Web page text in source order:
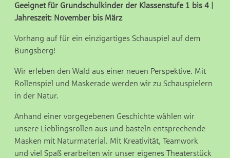
Geeignet für Grundschulkinder der Klassenstufe 1 bis 4 |
Jahreszeit: November bis März
Vorhang auf für ein einzigartiges Schauspiel auf dem
Bungsberg!
Wir erleben den Wald aus einer neuen Perspektive. Mit
Rollenspiel und Maskerade werden wir zu Schauspielern
in der Natur.
Anhand einer vorgegebenen Geschichte wählen wir
unsere Lieblingsrollen aus und basteln entsprechende
Masken mit Naturmaterial. Mit Kreativität, Teamwork
und viel Spaß erarbeiten wir unser eigenes Theaterstück